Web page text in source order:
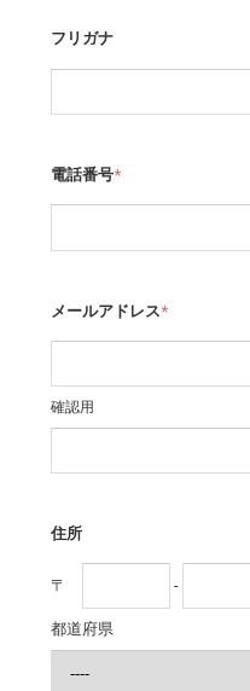
フリガナ
電話番号*
メールアドレス*
確認用
住所
〒 -
都道府県